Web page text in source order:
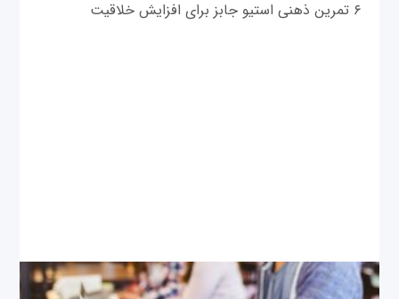
۶ تمرین ذهنی استیو جابز برای افزایش خلاقیت